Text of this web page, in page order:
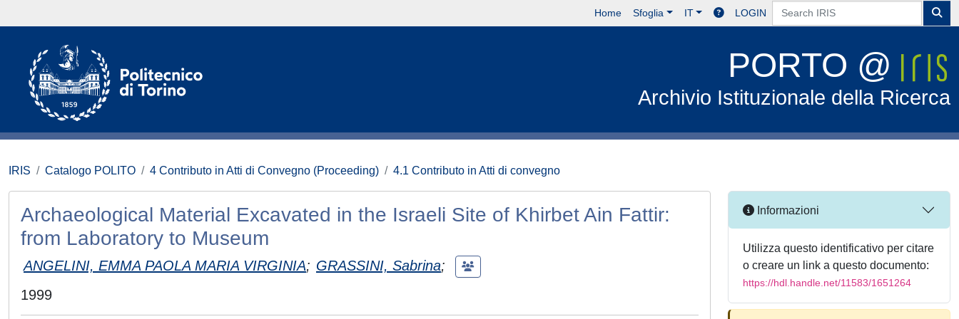
Home Sfoglia IT LOGIN
PORTO @
Archivio Istituzionale della Ricerca
IRIS Catalogo POLITO 4 Contributo in Atti di Convegno (Proceeding) 4.1 Contributo in Atti di convegno
Archaeological Material Excavated in the Israeli Site of Khirbet Ain Fattir:
from Laboratory to Museum
ANGELINI, EMMA PAOLA MARIA VIRGINIA; GRASSINI, Sabrina;
1999
Informazioni
Utilizza questo identificativo per citare
o creare un link a questo documento:
https://hdl.handle.net/11583/1651264